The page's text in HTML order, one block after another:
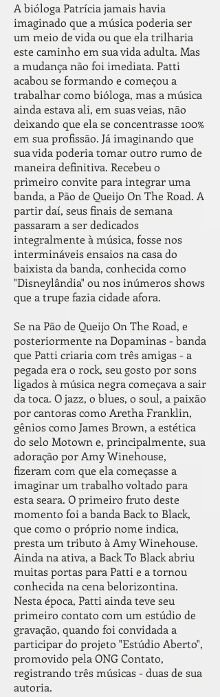
A bióloga Patrícia jamais havia
imaginado que a música poderia ser
um meio de vida ou que ela trilharia
este caminho em sua vida adulta. Mas
a mudança não foi imediata. Patti
acabou se formando e começou a
trabalhar como bióloga, mas a música
ainda estava ali, em suas veias, não
deixando que ela se concentrasse 100%
em sua profissão. Já imaginando que
sua vida poderia tomar outro rumo de
maneira definitiva. Recebeu o
primeiro convite para integrar uma
banda, a Pão de Queijo On The Road. A
partir daí, seus finais de semana
passaram a ser dedicados
integralmente à música, fosse nos
intermináveis ensaios na casa do
baixista da banda, conhecida como
"Disneylândia" ou nos inúmeros shows
que a trupe fazia cidade afora.
Se na Pão de Queijo On The Road, e
posteriormente na Dopaminas - banda
que Patti criaria com três amigas - a
pegada era o rock, seu gosto por sons
ligados à música negra começava a sair
da toca. O jazz, o blues, o soul, a paixão
por cantoras como Aretha Franklin,
gênios como James Brown, a estética
do selo Motown e, principalmente, sua
adoração por Amy Winehouse,
fizeram com que ela começasse a
imaginar um trabalho voltado para
esta seara. O primeiro fruto deste
momento foi a banda Back to Black,
que como o próprio nome indica,
presta um tributo à Amy Winehouse.
Ainda na ativa, a Back To Black abriu
muitas portas para Patti e a tornou
conhecida na cena belorizontina.
Nesta época, Patti ainda teve seu
primeiro contato com um estúdio de
gravação, quando foi convidada a
participar do projeto "Estúdio Aberto",
promovido pela ONG Contato,
registrando três músicas - duas de sua
autoria.